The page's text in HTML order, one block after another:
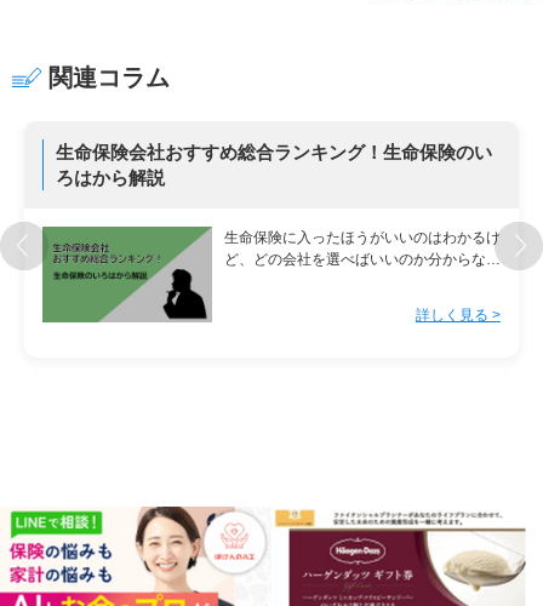
関連コラム
生命保険会社おすすめ総合ランキング！生命保険のい
ろはから解説
生命保険に入ったほうがいいのはわかるけ
ど、どの会社を選べばいいのか分からな
詳しく見る >